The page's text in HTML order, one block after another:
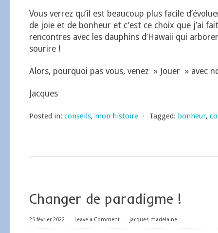
Vous verrez qu’il est beaucoup plus facile
de joie et de bonheur et c’est ce choix que j’ai
rencontres avec les dauphins d’Hawaii qui
sourire !
Alors, pourquoi pas vous, venez » Jouer » avec
Jacques
Posted in: conseils, mon histoire ⋅ Tagged: bonheur,
Changer de paradigme !
25 février 2022 ⋅ Leave a Comment ⋅ jacques madelaine